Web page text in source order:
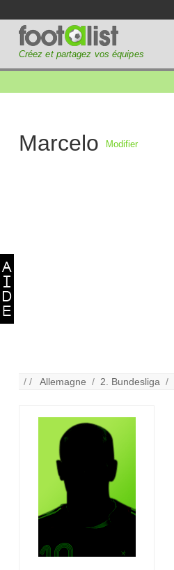
Créez et partagez vos équipes
Marcelo Modifier
/ /Allemagne /2. Bundesliga /